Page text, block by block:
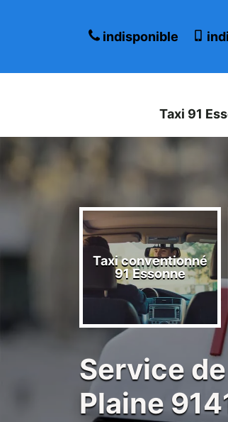
indisponible
Taxi 91
Taxi conventionné
91 Essonne
Service
Plaine